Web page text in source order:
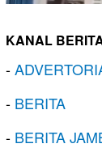
KANAL
-
- BERITA
- BERITA